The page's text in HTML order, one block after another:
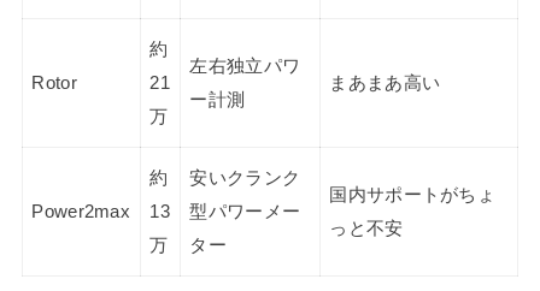
Rotor
約
21
万
左右独立パワ
ー計測
まあまあ高い
Power2max
約
13
万
安いクランク
型パワーメー
ター
国内サポートがちょ
っと不安